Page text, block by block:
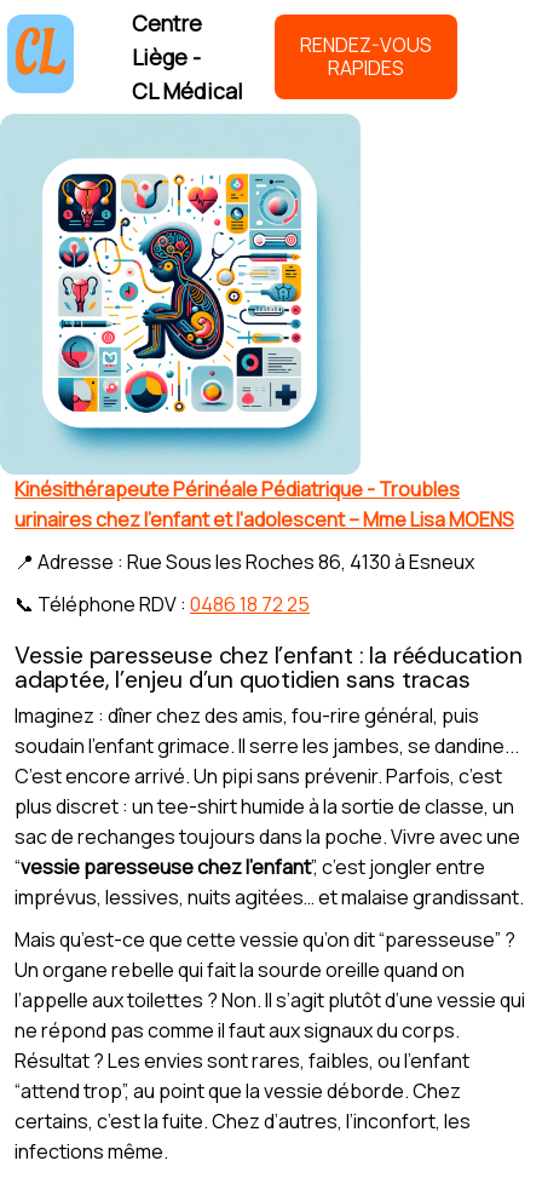
Centre
Liège -
CL Médical
RENDEZ-VOUS
RAPIDES
Kinésithérapeute Périnéale Pédiatrique - Troubles
urinaires chez l'enfant et l'adolescent – Mme Lisa MOENS
📍 Adresse : Rue Sous les Roches 86, 4130 à Esneux
📞 Téléphone RDV : 0486 18 72 25
Vessie paresseuse chez l’enfant : la rééducation
adaptée, l’enjeu d’un quotidien sans tracas
Imaginez : dîner chez des amis, fou-rire général, puis
soudain l’enfant grimace. Il serre les jambes, se dandine...
C’est encore arrivé. Un pipi sans prévenir. Parfois, c’est
plus discret : un tee-shirt humide à la sortie de classe, un
sac de rechanges toujours dans la poche. Vivre avec une
“vessie paresseuse chez l’enfant”, c’est jongler entre
imprévus, lessives, nuits agitées… et malaise grandissant.
Mais qu’est-ce que cette vessie qu’on dit “paresseuse” ?
Un organe rebelle qui fait la sourde oreille quand on
l’appelle aux toilettes ? Non. Il s’agit plutôt d’une vessie qui
ne répond pas comme il faut aux signaux du corps.
Résultat ? Les envies sont rares, faibles, ou l’enfant
“attend trop”, au point que la vessie déborde. Chez
certains, c’est la fuite. Chez d’autres, l’inconfort, les
infections même.